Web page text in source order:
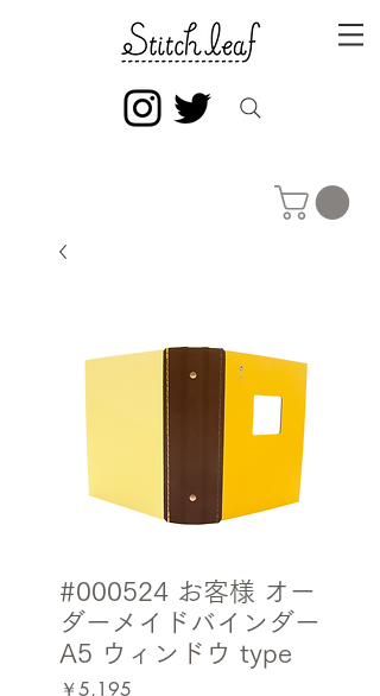
#000524 お客様 オー
ダーメイドバインダー
A5 ウィンドウ type
￥5,195